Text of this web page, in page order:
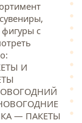
с
И
— ПАКЕТЫ